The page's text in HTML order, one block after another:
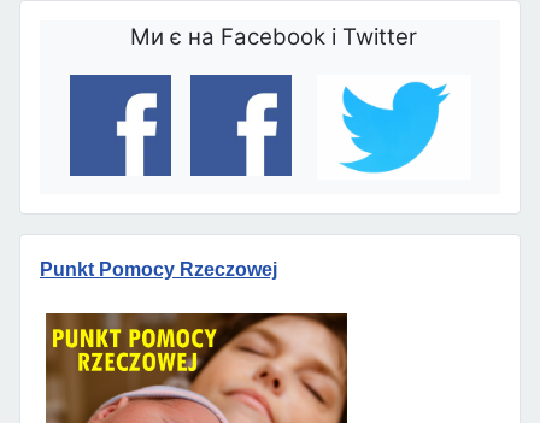
Ми є на Facebook і Twitter
Punkt Pomocy Rzeczowej